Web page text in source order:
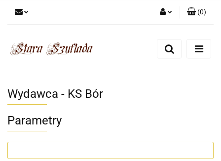
Zarejestruj się
(0)
Wydawca - KS Bór
Parametry